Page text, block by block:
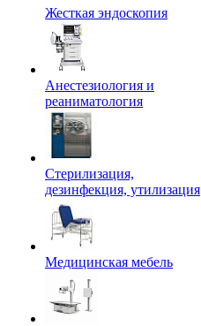
Жесткая эндоскопия
Анестезиология и
реаниматология
Стерилизация,
дезинфекция, утилизация
Медицинская мебель